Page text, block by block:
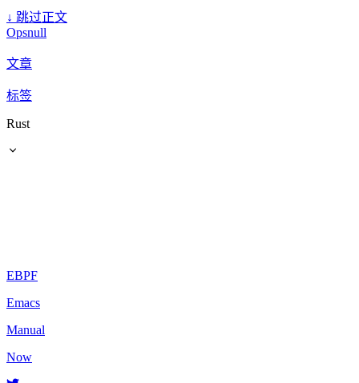
↓ 跳过正文
Opsnull
文章
标签
Rust
EBPF
Emacs
Manual
Now